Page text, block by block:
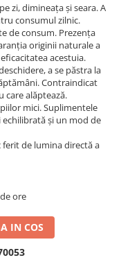
zi, dimineața și seara. A
consumul zilnic.
de consum. Prezența
originii naturale a
acestuia.
a se păstra la
Contraindicat
care alăptează.
mici. Suplimentele
și un mod de
ferit de lumina directă a
ore
IN COS